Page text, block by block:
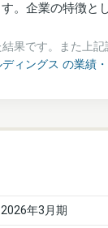
。企業の特徴とし
果です。また上記
ィングス の業績
2026年3月期